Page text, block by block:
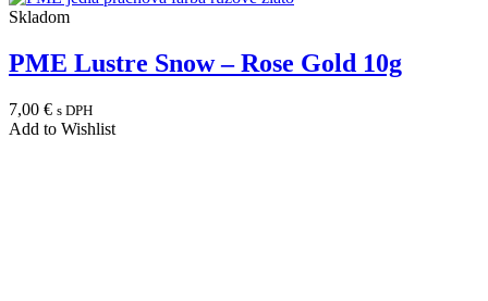
Skladom
PME Lustre Snow – Rose Gold 10g
7,00 € s DPH
Add to Wishlist